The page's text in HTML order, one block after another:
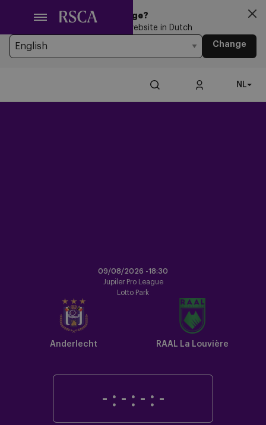
hoofdinhoud
Looking for another Language?
You’re currently browsing the website in Dutch
Change
NL
09/08/2026 -18:30
Jupiler Pro League
Lotto Park
Anderlecht RAAL La Louvière
- : - : - : -